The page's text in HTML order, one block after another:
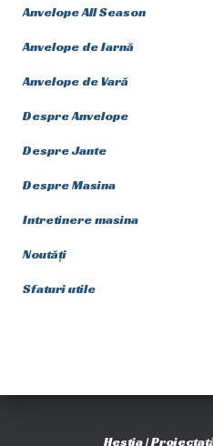
Anvelope All Season
Anvelope de Iarnă
Anvelope de Vară
Despre Anvelope
Despre Jante
Despre Masina
Intretinere masina
Noutăți
Sfaturi utile
Hestia |